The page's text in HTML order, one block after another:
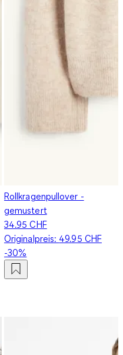
Rollkragenpullover -
gemustert
34.95 CHF
Originalpreis: 49.95 CHF
-30%